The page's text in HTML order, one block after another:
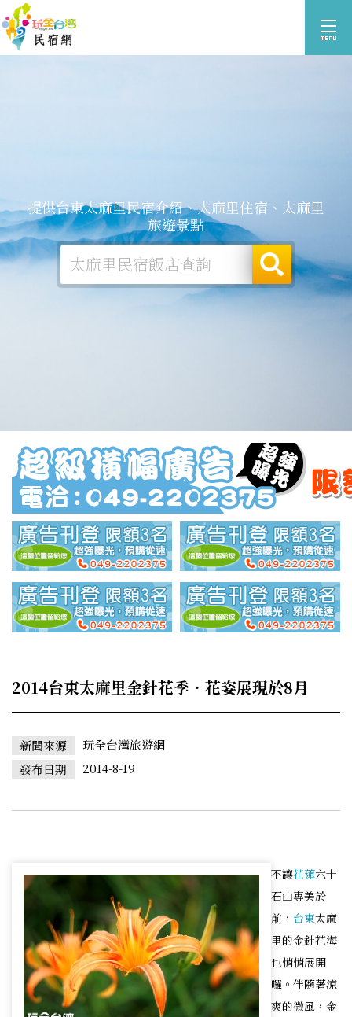
提供台東太麻里民宿介紹、太麻里住宿、太麻里
旅遊景點
2014台東太麻里金針花季‧花姿展現於8月
新聞來源
玩全台灣旅遊網
發布日期
2014-8-19
不讓花蓮六十
石山專美於
前， 台東太麻
里的金針花海
也悄悄展開
囉。伴隨著涼
爽的微風，金